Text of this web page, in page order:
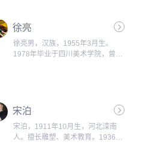
徐亮
徐亮男，汉族，1955年3月生。
1978年毕业于四川美术学院，曾任
长。...
宋泊
宋泊，1911年10月生，河北滦南
人。擅长雕塑、美术教育。1936年